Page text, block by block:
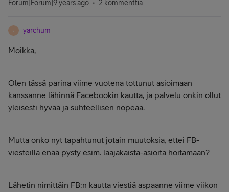
Forum|Forum|9 years ago 2 kommenttia
Y yarchum
Moikka,
Olen tässä parina viime vuotena tottunut asioimaan
kanssanne lähinnä Facebookin kautta, ja palvelu onkin ollut
yleisesti hyvää ja suhteellisen nopeaa.
Mutta onko nyt tapahtunut jotain muutoksia, ettei FB-
viesteillä enää pysty esim. laajakaista-asioita hoitamaan?
Lähetin nimittäin FB:n kautta viestiä aspaanne viime viikon